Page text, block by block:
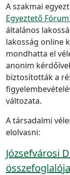
A szakmai
Egyeztető Fórum
általános
lakosság online
mondhatta el
anonim
biztosították a
változata.
A társadalmi
elolvasni:
Józsefvárosi
összefoglalója